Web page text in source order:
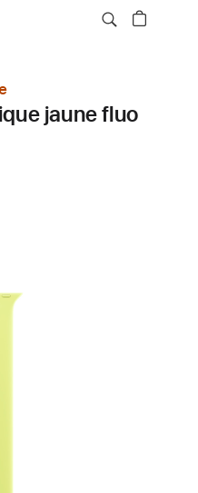
jaune fluo